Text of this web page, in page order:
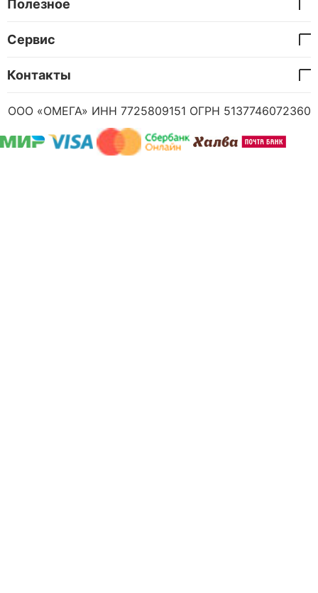
Полезное
Сервис
Контакты
ООО «ОМЕГА» ИНН 7725809151 ОГРН 5137746072360